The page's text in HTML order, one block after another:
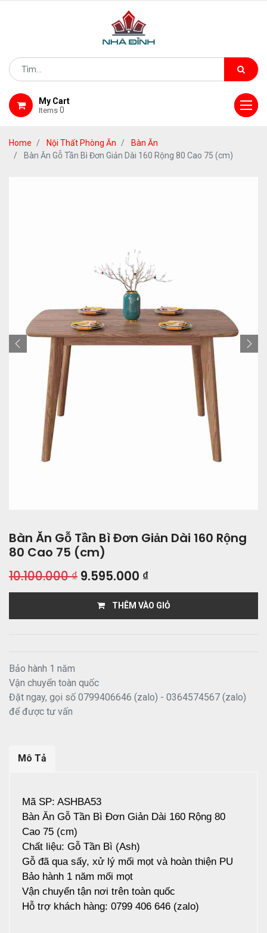
My Cart
Items 0
Home Nội Thất Phòng Ăn
Bàn Ăn
Bàn Ăn Gỗ Tần Bì Đơn Giản Dài 160 Rộng 80 Cao 75 (cm)
Bàn Ăn Gỗ Tần Bì Đơn Giản Dài 160 Rộng
80 Cao 75 (cm)
10.100.000₫ 9.595.000 ₫
THÊM VÀO GIỎ
Bảo hành 1 năm
Vận chuyển toàn quốc
Đặt ngay, gọi số 0799406646 (zalo) - 0364574567 (zalo)
để được tư vấn
Mô Tả
Mã SP: ASHBA53
Bàn Ăn Gỗ Tần Bì Đơn Giản Dài 160 Rộng 80
Cao 75 (cm)
Chất liệu: Gỗ Tần Bì (Ash)
Gỗ đã qua sấy, xử lý mối mọt và hoàn thiện PU
Bảo hành 1 năm mối mọt
Vận chuyển tận nơi trên toàn quốc
Hỗ trợ khách hàng: 0799 406 646 (zalo)